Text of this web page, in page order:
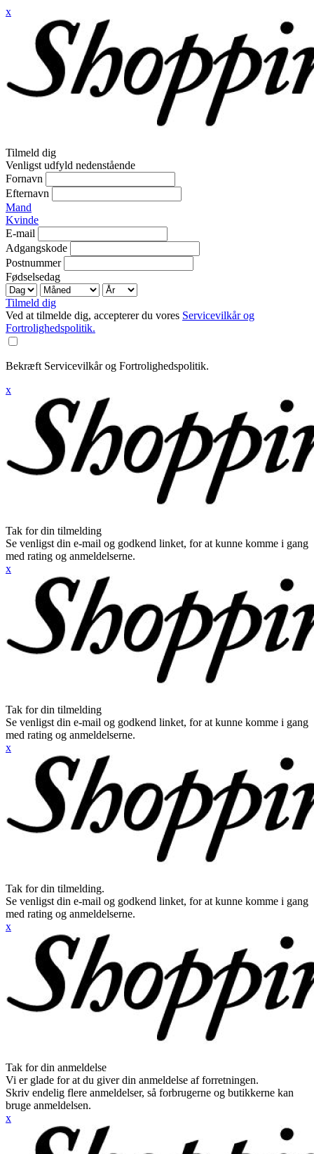
x
Tilmeld dig
Venligst udfyld nedenstående
Fornavn
Efternavn
Mand
Kvinde
E-mail
Adgangskode
Postnummer
Fødselsedag
Tilmeld dig
Ved at tilmelde dig, accepterer du vores Servicevilkår og
Fortrolighedspolitik.
Bekræft Servicevilkår og Fortrolighedspolitik.
x
Tak for din tilmelding
Se venligst din e-mail og godkend linket, for at kunne komme i gang
med rating og anmeldelserne.
x
Tak for din tilmelding
Se venligst din e-mail og godkend linket, for at kunne komme i gang
med rating og anmeldelserne.
x
Tak for din tilmelding.
Se venligst din e-mail og godkend linket, for at kunne komme i gang
med rating og anmeldelserne.
x
Tak for din anmeldelse
Vi er glade for at du giver din anmeldelse af forretningen.
Skriv endelig flere anmeldelser, så forbrugerne og butikkerne kan
bruge anmeldelsen.
x